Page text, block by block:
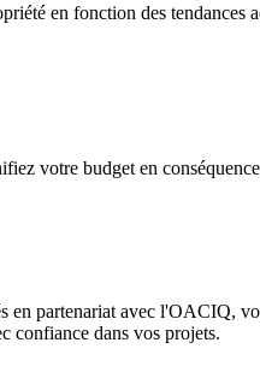
en fonction des tendances
votre budget en
en partenariat avec l'OACIQ,
confiance dans vos projets.